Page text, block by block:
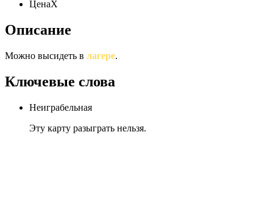
ЦенаX
Описание
Можно высидеть в лагере.
Ключевые слова
Неиграбельная
Эту карту разыграть нельзя.